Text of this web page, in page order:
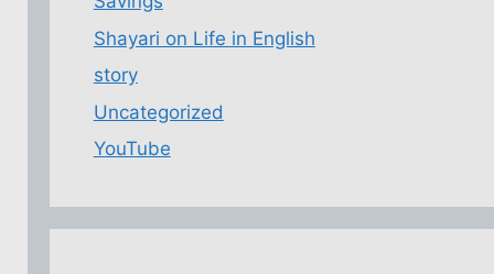
Shayari on Life in English
story
Uncategorized
YouTube